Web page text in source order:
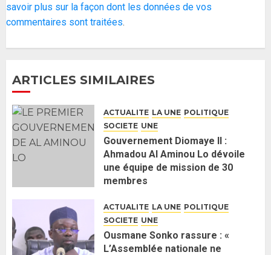
savoir plus sur la façon dont les données de vos
commentaires sont traitées.
ARTICLES SIMILAIRES
ACTUALITE LA UNE POLITIQUE
SOCIETE UNE
Gouvernement Diomaye II :
Ahmadou Al Aminou Lo dévoile
une équipe de mission de 30
membres
ACTUALITE LA UNE POLITIQUE
SOCIETE UNE
Ousmane Sonko rassure : «
L’Assemblée nationale ne
4
l’Assemblée nationale : Adji
Mergane Kanouté défend la
5
J’espère me tromper »
26 MAI 2026
1
Gouvernement Diomaye II :
une équipe de mission de 30
membres
2 JUIN 2026 0